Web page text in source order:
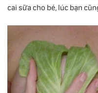
cai sữa cho bé, lúc bạn